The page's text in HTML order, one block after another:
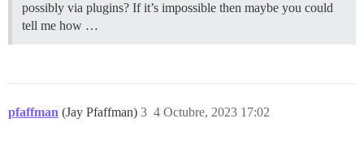
possibly via plugins? If it’s impossible then maybe you could
tell me how …
pfaffman (Jay Pfaffman) 4 Octubre, 2023 17:02
3